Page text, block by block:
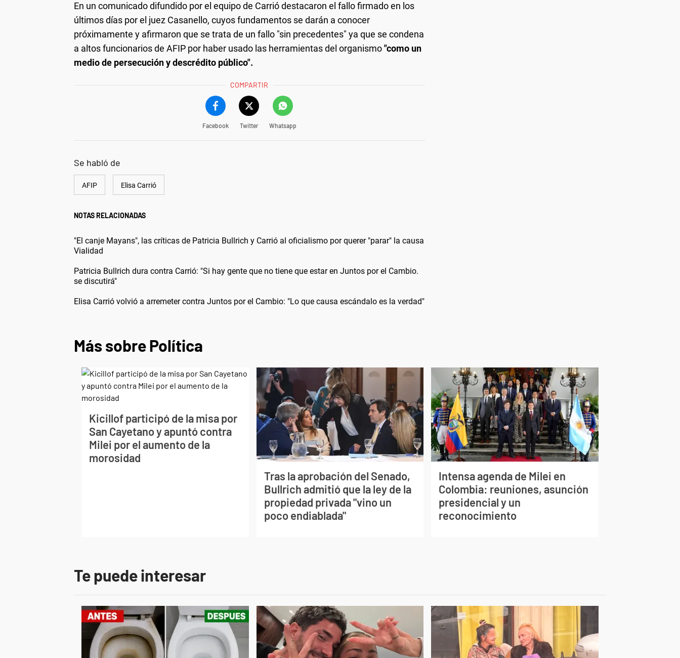
En un comunicado difundido por el equipo de Carrió destacaron el fallo firmado en los
últimos días por el juez Casanello, cuyos fundamentos se darán a conocer
próximamente y afirmaron que se trata de un fallo "sin precedentes" ya que se condena
a altos funcionarios de AFIP por haber usado las herramientas del organismo"como un
medio de persecución y descrédito público".
COMPARTIR
Facebook Twitter Whatsapp
Se habló de
AFIP Elisa Carrió
NOTAS RELACIONADAS
"El canje Mayans", las críticas de Patricia Bullrich y Carrió al oficialismo por querer "parar" la causa
Vialidad
Patricia Bullrich dura contra Carrió: "Si hay gente que no tiene que estar en Juntos por el Cambio.
se discutirá"
Elisa Carrió volvió a arremeter contra Juntos por el Cambio: "Lo que causa escándalo es la verdad"
Más sobre Política
Kicillof participó de la misa por
San Cayetano y apuntó contra
Milei por el aumento de la
morosidad
Tras la aprobación del Senado,
Bullrich admitió que la ley de la
propiedad privada "vino un
poco endiablada"
Intensa agenda de Milei en
Colombia: reuniones, asunción
presidencial y un
reconocimiento
Te puede interesar